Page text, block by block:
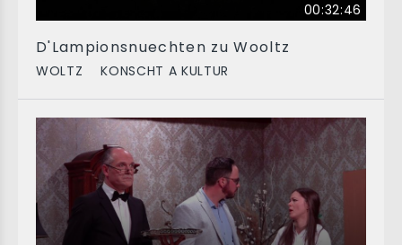
00:32:46
D'Lampionsnuechten zu Wooltz
WOLTZ KONSCHT A KULTUR